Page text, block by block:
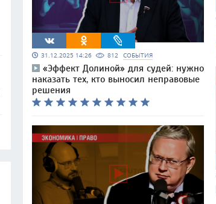
31.12.2025 14:26 812 СОБЫТИЯ
«Эффект Долиной» для судей: нужно
наказать тех, кто выносил неправовые
решения